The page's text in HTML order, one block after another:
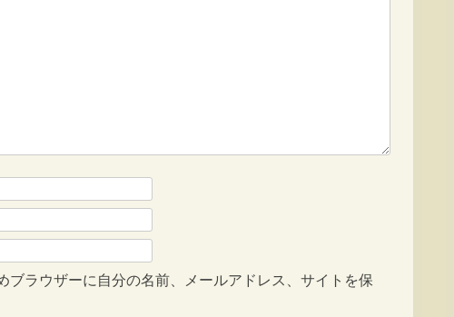
ブラウザーに自分の名前、メールアドレス、サイトを保